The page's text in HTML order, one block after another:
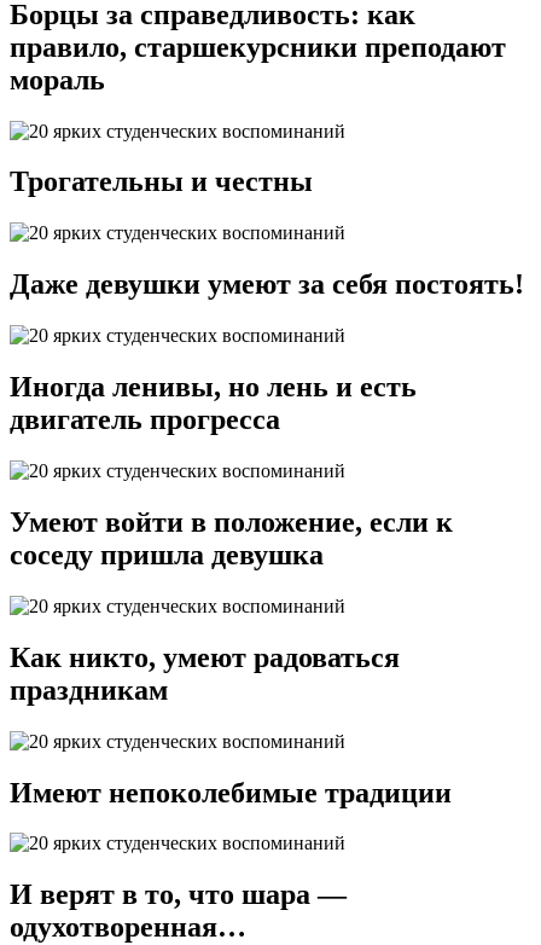
Борцы за справедливость: как
правило, старшекурсники преподают
мораль
Трогательны и честны
Даже девушки умеют за себя постоять!
Иногда ленивы, но лень и есть
двигатель прогресса
Умеют войти в положение, если к
соседу пришла девушка
Как никто, умеют радоваться
праздникам
Имеют непоколебимые традиции
И верят в то, что шара —
одухотворенная…